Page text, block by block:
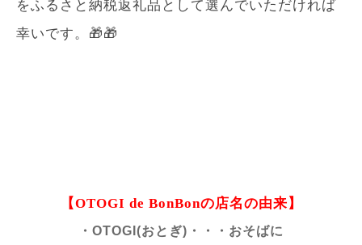
をふるさと納税返礼品として選んでいただければ
幸いです。🎁🎁
【OTOGI de BonBonの店名の由来】
・OTOGI(おとぎ)・・・おそばに